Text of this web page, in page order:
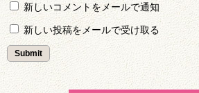
新しいコメントをメールで通知
新しい投稿をメールで受け取る